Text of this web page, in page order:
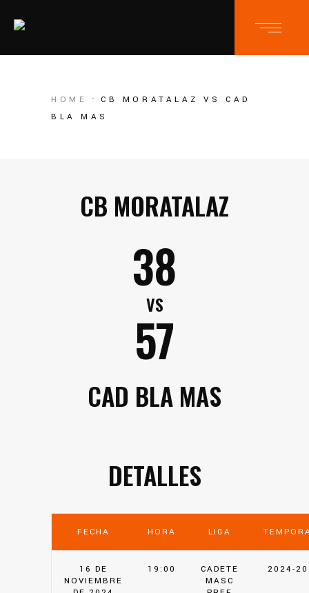
HOME
CB MORATALAZ VS CAD
BLA MAS
CB MORATALAZ
38
VS
57
CAD BLA MAS
DETALLES
FECHA HORA LIGA
16 DE
NOVIEMBRE
19:00
CADETE
MASC
2024-